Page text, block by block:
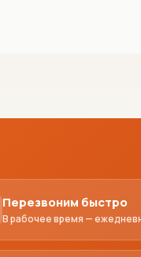
Перезвоним быстро
В рабочее время —